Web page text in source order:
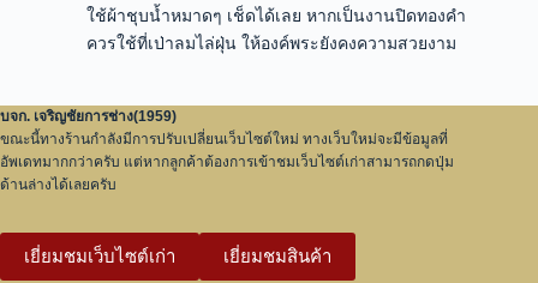
ใช้ผ้าชุบน้ำหมาดๆ เช็ดได้เลย หากเป็นงานปิดทองคำ
ควรใช้ที่เป่าลมไล่ฝุ่น ให้องค์พระยังคงความสวยงาม
บจก. เจริญชัยการช่าง(1959)
ขณะนี้ทางร้านกำลังมีการปรับเปลี่ยนเว็บไซต์ใหม่ ทางเว็บใหม่จะมีข้อมูลที่
อัพเดทมากกว่าครับ แต่หากลูกค้าต้องการเข้าชมเว็บไซต์เก่าสามารถกดปุ่ม
ด้านล่างได้เลยครับ
เยี่ยมชมเว็บไซต์เก่า เยี่ยมชมสินค้า